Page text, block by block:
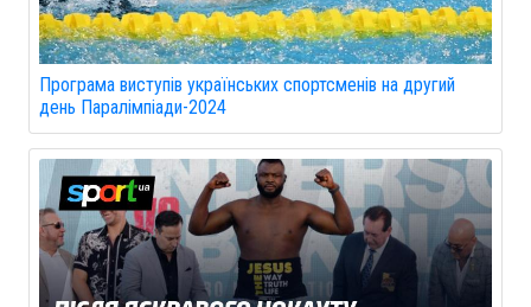
Програма виступів українських спортсменів на другий
день Паралімпіади-2024